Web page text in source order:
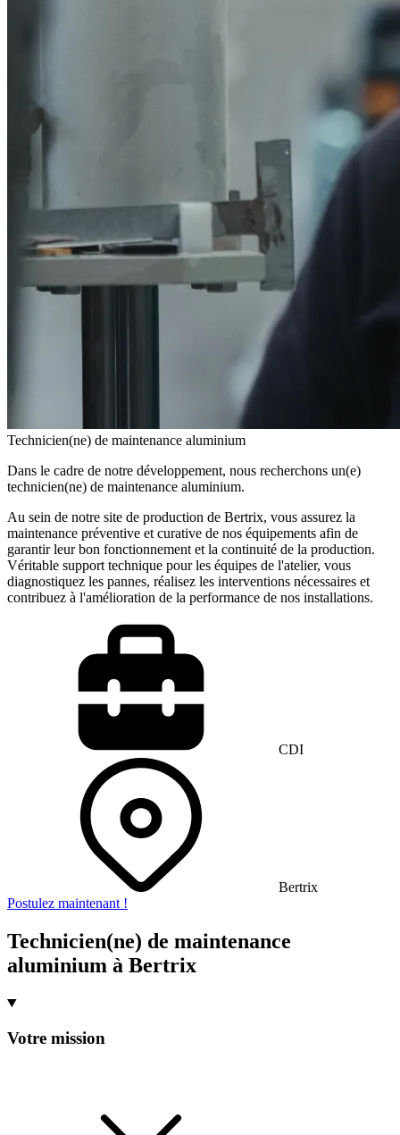
Technicien(ne) de maintenance aluminium
Dans le cadre de notre développement, nous recherchons un(e)
technicien(ne) de maintenance aluminium.
Au sein de notre site de production de Bertrix, vous assurez la
maintenance préventive et curative de nos équipements afin de
garantir leur bon fonctionnement et la continuité de la production.
Véritable support technique pour les équipes de l'atelier, vous
diagnostiquez les pannes, réalisez les interventions nécessaires et
contribuez à l'amélioration de la performance de nos installations.
CDI
Bertrix
Postulez maintenant !
Technicien(ne) de maintenance
aluminium à Bertrix
Votre mission